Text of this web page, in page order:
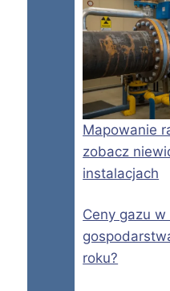
Mapowanie
zobacz
instalacjach
Ceny gazu
roku?